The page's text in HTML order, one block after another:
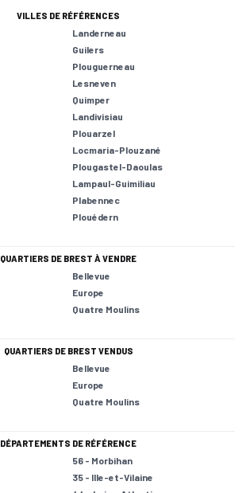
VILLES DE RÉFÉRENCES
Landerneau
Guilers
Plouguerneau
Lesneven
Quimper
Landivisiau
Plouarzel
Locmaria-Plouzané
Plougastel-Daoulas
Lampaul-Guimiliau
Plabennec
Plouédern
QUARTIERS DE BREST À VENDRE
Bellevue
Europe
Quatre Moulins
QUARTIERS DE BREST VENDUS
Bellevue
Europe
Quatre Moulins
DÉPARTEMENTS DE RÉFÉRENCE
56 - Morbihan
35 - Ille-et-Vilaine